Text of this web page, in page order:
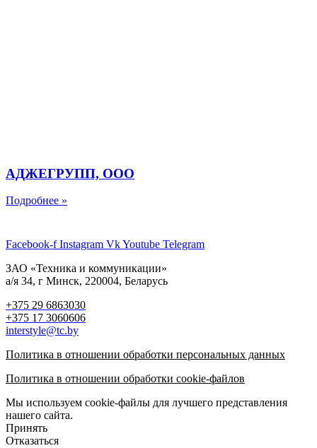
АДЖЕГРУПП, ООО
Подробнее »
Facebook-f Instagram VkYoutube Telegram
ЗАО «Техника и коммуникации»
а/я 34, г Минск, 220004, Беларусь
+375 29 6863030
+375 17 3060606
interstyle@tc.by
Политика в отношении обработки персональных данных
Политика в отношении обработки cookie-файлов
Мы используем cookie-файлы для лучшего представления
нашего сайта.
Принять
Отказаться